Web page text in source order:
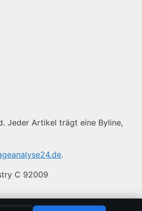
Jeder Artikel trägt eine Byline,
.
C 92009